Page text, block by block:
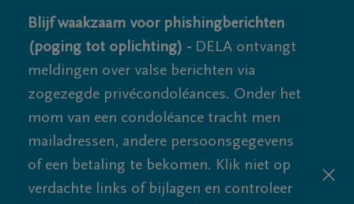
Blijf waakzaam voor phishingberichten
(poging tot oplichting) - DELA ontvangt
meldingen over valse berichten via
zogezegde privécondoléances. Onder het
mom van een condoléance tracht men
mailadressen, andere persoonsgegevens
of een betaling te bekomen. Klik niet op
verdachte links of bijlagen en controleer